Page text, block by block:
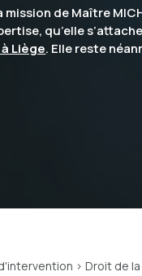
de Maître
qu’elle
Liège. Elle reste
> Droit de